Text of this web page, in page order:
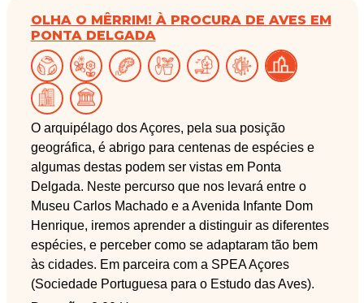
OLHA O MÊRRIM! À PROCURA DE AVES EM
PONTA DELGADA
O arquipélago dos Açores, pela sua posição
geográfica, é abrigo para centenas de espécies e
algumas destas podem ser vistas em Ponta
Delgada. Neste percurso que nos levará entre o
Museu Carlos Machado e a Avenida Infante Dom
Henrique, iremos aprender a distinguir as diferentes
espécies, e perceber como se adaptaram tão bem
às cidades. Em parceira com a SPEA Açores
(Sociedade Portuguesa para o Estudo das Aves).